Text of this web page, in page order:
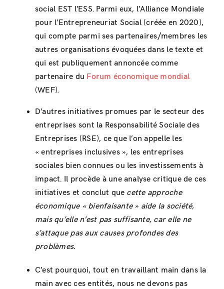
social EST l’ESS. Parmi eux, l’Alliance Mondiale
pour l’Entrepreneuriat Social (créée en 2020),
qui compte parmi ses partenaires/membres les
autres organisations évoquées dans le texte et
qui est publiquement annoncée comme
partenaire du Forum économique mondial
(WEF).
D’autres initiatives promues par le secteur des
entreprises sont la Responsabilité Sociale des
Entreprises (RSE), ce que l’on appelle les
« entreprises inclusives », les entreprises
sociales bien connues ou les investissements à
impact. Il procède à une analyse critique de ces
initiatives et conclut que cette approche
économique « bienfaisante » aide la société,
mais qu’elle n’est pas suffisante, car elle ne
s’attaque pas aux causes profondes des
problèmes.
C’est pourquoi, tout en travaillant main dans la
main avec ces entités, nous ne devons pas